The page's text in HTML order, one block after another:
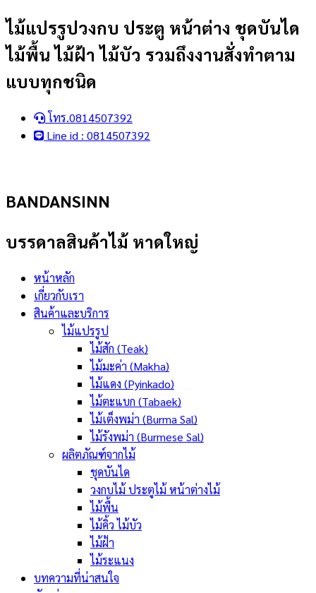
Skip
content
ไม้แปรรูปวงกบ ประตู หน้าต่าง ชุดบันได
ไม้พื้น ไม้ฝ้า ไม้บัว รวมถึงงานสั่งทำตาม
แบบทุกชนิด
โทร.0814507392
Line id : 0814507392
BANDANSINN
บรรดาลสินค้าไม้ หาดใหญ่
หน้าหลัก
เกี่ยวกับเรา
สินค้าและบริการ
ไม้แปรรูป
ไม้สัก (Teak)
ไม้มะค่า (Makha)
ไม้แดง (Pyinkado)
ไม้ตะแบก (Tabaek)
ไม้เต็งพม่า (Burma Sal)
ไม้รังพม่า (Burmese Sal)
ผลิตภัณฑ์จากไม้
ชุดบันได
วงกบไม้ ประตูไม้ หน้าต่างไม้
ไม้พื้น
ไม้คิ้ว ไม้บัว
ไม้ฝ้า
ไม้ระแนง
บทความที่น่าสนใจ